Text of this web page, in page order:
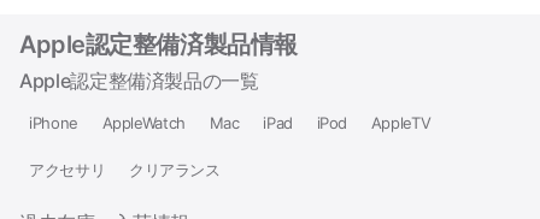
Apple認定整備済製品情報
Apple認定整備済製品の一覧
iPhone AppleWatch Mac iPad iPod AppleTV
アクセサリ クリアランス